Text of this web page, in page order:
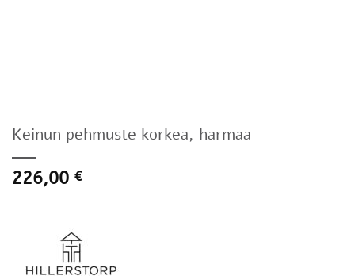
Keinun pehmuste korkea, harmaa
226,00 €